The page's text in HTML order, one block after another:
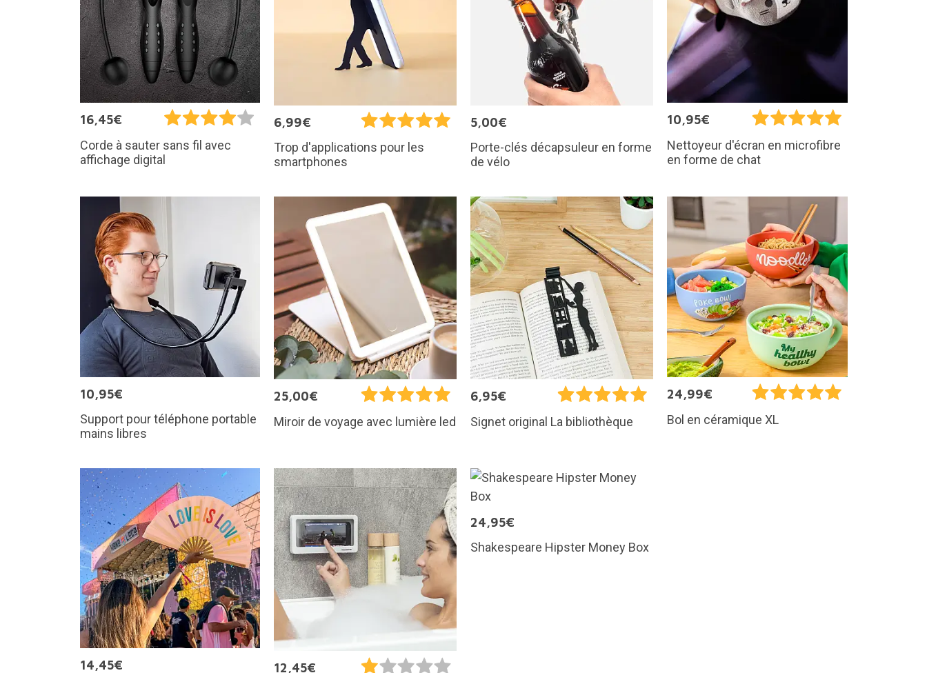
16,45€
Corde à sauter sans fil avec
affichage digital
6,99€
Trop d'applications pour les
smartphones
5,00€
Porte-clés décapsuleur en forme
de vélo
10,95€
Nettoyeur d'écran en microfibre
en forme de chat
10,95€
Support pour téléphone portable
mains libres
25,00€
Miroir de voyage avec lumière led
6,95€
Signet original La bibliothèque
24,99€
Bol en céramique XL
14,45€ 12,45€
24,95€
Shakespeare Hipster Money Box